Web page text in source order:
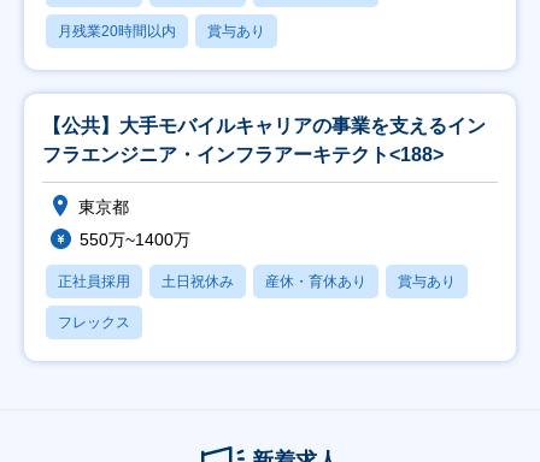
月残業20時間以内 賞与あり
【公共】大手モバイルキャリアの事業を支えるイン
フラエンジニア・インフラアーキテクト<188>
東京都
550万~1400万
正社員採用 土日祝休み 産休・育休あり 賞与あり
フレックス